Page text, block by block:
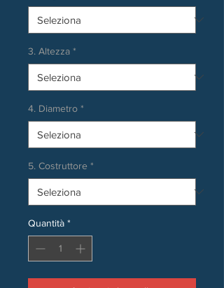
3. Altezza *
4. Diametro *
5. Costruttore *
Quantità *